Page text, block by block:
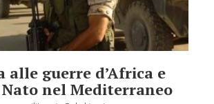
alle guerre d’Africa e
nel Mediterraneo